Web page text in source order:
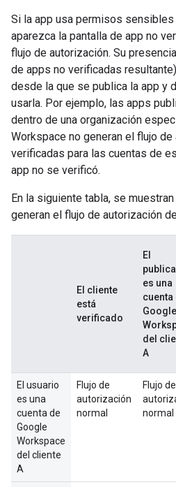
Si la app usa permisos
aparezca la pantalla de app no
flujo de autorización. Su
de apps no verificadas
desde la que se publica la app y
usarla. Por ejemplo, las apps
dentro de una organización
Workspace no generan el flujo
verificadas para las cuentas de
app no se verificó.
En la siguiente tabla, se
generan el flujo de autorización
El cliente
está
verificado
El
es una
cuenta
Google
del
A
El usuario
es una
cuenta de
Google
Workspace
del cliente
A
Flujo de
autorización
normal
Flujo de
normal